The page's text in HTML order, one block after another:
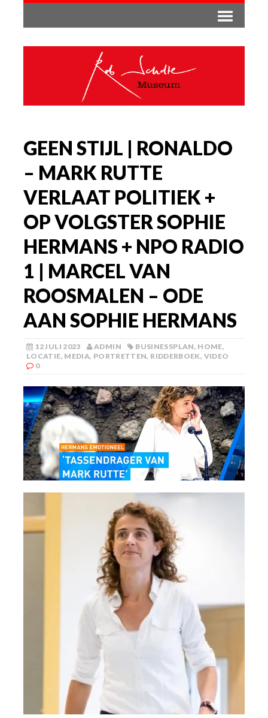
GEEN STIJL | RONALDO
– MARK RUTTE
VERLAAT POLITIEK +
OP VOLGSTER SOPHIE
HERMANS + NPO RADIO
1 | MARCEL VAN
ROOSMALEN – ODE
AAN SOPHIE HERMANS
12 JULI 2023 ADMIN BUSINESSPLAN, HOME,
LOCATIE, MEDIA, PORTRETTEN, RIDDERBOEK, VIDEO
0